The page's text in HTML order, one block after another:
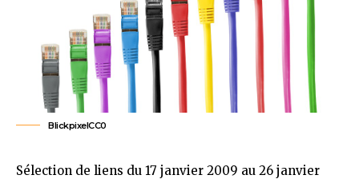
BlickpixelCC0
Sélection de liens du 17 janvier 2009 au 26 janvier